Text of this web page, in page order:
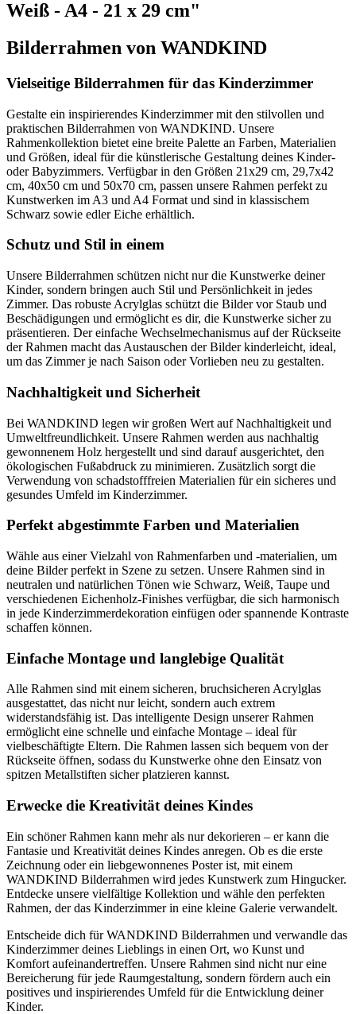
Weiß - A4 - 21 x 29 cm"
Bilderrahmen von WANDKIND
Vielseitige Bilderrahmen für das Kinderzimmer
Gestalte ein inspirierendes Kinderzimmer mit den stilvollen und
praktischen Bilderrahmen von WANDKIND. Unsere
Rahmenkollektion bietet eine breite Palette an Farben, Materialien
und Größen, ideal für die künstlerische Gestaltung deines Kinder-
oder Babyzimmers. Verfügbar in den Größen 21x29 cm, 29,7x42
cm, 40x50 cm und 50x70 cm, passen unsere Rahmen perfekt zu
Kunstwerken im A3 und A4 Format und sind in klassischem
Schwarz sowie edler Eiche erhältlich.
Schutz und Stil in einem
Unsere Bilderrahmen schützen nicht nur die Kunstwerke deiner
Kinder, sondern bringen auch Stil und Persönlichkeit in jedes
Zimmer. Das robuste Acrylglas schützt die Bilder vor Staub und
Beschädigungen und ermöglicht es dir, die Kunstwerke sicher zu
präsentieren. Der einfache Wechselmechanismus auf der Rückseite
der Rahmen macht das Austauschen der Bilder kinderleicht, ideal,
um das Zimmer je nach Saison oder Vorlieben neu zu gestalten.
Nachhaltigkeit und Sicherheit
Bei WANDKIND legen wir großen Wert auf Nachhaltigkeit und
Umweltfreundlichkeit. Unsere Rahmen werden aus nachhaltig
gewonnenem Holz hergestellt und sind darauf ausgerichtet, den
ökologischen Fußabdruck zu minimieren. Zusätzlich sorgt die
Verwendung von schadstofffreien Materialien für ein sicheres und
gesundes Umfeld im Kinderzimmer.
Perfekt abgestimmte Farben und Materialien
Wähle aus einer Vielzahl von Rahmenfarben und -materialien, um
deine Bilder perfekt in Szene zu setzen. Unsere Rahmen sind in
neutralen und natürlichen Tönen wie Schwarz, Weiß, Taupe und
verschiedenen Eichenholz-Finishes verfügbar, die sich harmonisch
in jede Kinderzimmerdekoration einfügen oder spannende Kontraste
schaffen können.
Einfache Montage und langlebige Qualität
Alle Rahmen sind mit einem sicheren, bruchsicheren Acrylglas
ausgestattet, das nicht nur leicht, sondern auch extrem
widerstandsfähig ist. Das intelligente Design unserer Rahmen
ermöglicht eine schnelle und einfache Montage – ideal für
vielbeschäftigte Eltern. Die Rahmen lassen sich bequem von der
Rückseite öffnen, sodass du Kunstwerke ohne den Einsatz von
spitzen Metallstiften sicher platzieren kannst.
Erwecke die Kreativität deines Kindes
Ein schöner Rahmen kann mehr als nur dekorieren – er kann die
Fantasie und Kreativität deines Kindes anregen. Ob es die erste
Zeichnung oder ein liebgewonnenes Poster ist, mit einem
WANDKIND Bilderrahmen wird jedes Kunstwerk zum Hingucker.
Entdecke unsere vielfältige Kollektion und wähle den perfekten
Rahmen, der das Kinderzimmer in eine kleine Galerie verwandelt.
Entscheide dich für WANDKIND Bilderrahmen und verwandle das
Kinderzimmer deines Lieblings in einen Ort, wo Kunst und
Komfort aufeinandertreffen. Unsere Rahmen sind nicht nur eine
Bereicherung für jede Raumgestaltung, sondern fördern auch ein
positives und inspirierendes Umfeld für die Entwicklung deiner
Kinder.